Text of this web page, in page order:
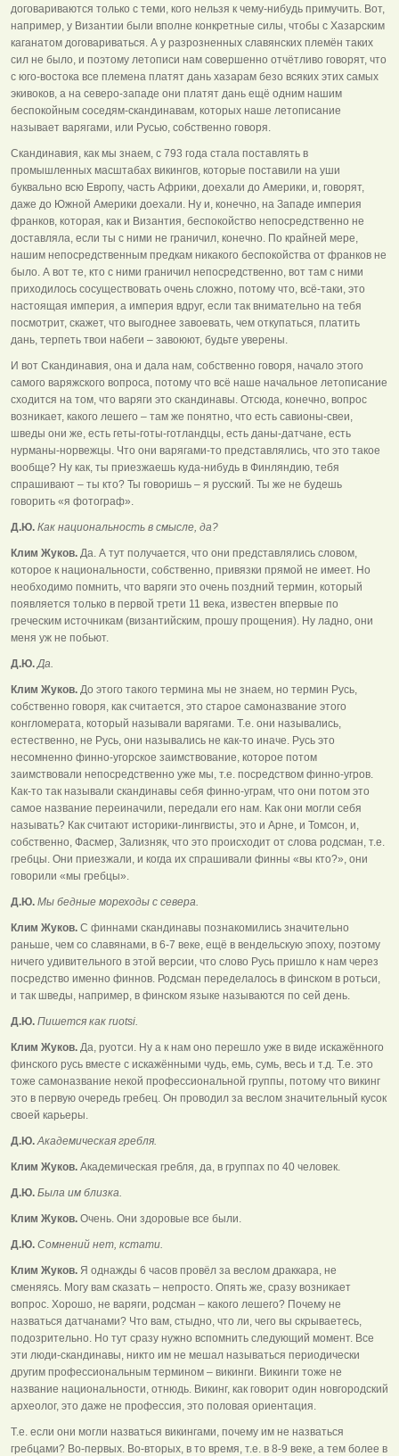
договариваются только с теми, кого нельзя к чему-нибудь примучить. Вот,
например, у Византии были вполне конкретные силы, чтобы с Хазарским
каганатом договариваться. А у разрозненных славянских племён таких
сил не было, и поэтому летописи нам совершенно отчётливо говорят, что
с юго-востока все племена платят дань хазарам безо всяких этих самых
экивоков, а на северо-западе они платят дань ещё одним нашим
беспокойным соседям-скандинавам, которых наше летописание
называет варягами, или Русью, собственно говоря.
Скандинавия, как мы знаем, с 793 года стала поставлять в
промышленных масштабах викингов, которые поставили на уши
буквально всю Европу, часть Африки, доехали до Америки, и, говорят,
даже до Южной Америки доехали. Ну и, конечно, на Западе империя
франков, которая, как и Византия, беспокойство непосредственно не
доставляла, если ты с ними не граничил, конечно. По крайней мере,
нашим непосредственным предкам никакого беспокойства от франков не
было. А вот те, кто с ними граничил непосредственно, вот там с ними
приходилось сосуществовать очень сложно, потому что, всё-таки, это
настоящая империя, а империя вдруг, если так внимательно на тебя
посмотрит, скажет, что выгоднее завоевать, чем откупаться, платить
дань, терпеть твои набеги – завоюют, будьте уверены.
И вот Скандинавия, она и дала нам, собственно говоря, начало этого
самого варяжского вопроса, потому что всё наше начальное летописание
сходится на том, что варяги это скандинавы. Отсюда, конечно, вопрос
возникает, какого лешего – там же понятно, что есть савионы-свеи,
шведы они же, есть геты-готы-готландцы, есть даны-датчане, есть
нурманы-норвежцы. Что они варягами-то представлялись, что это такое
вообще? Ну как, ты приезжаешь куда-нибудь в Финляндию, тебя
спрашивают – ты кто? Ты говоришь – я русский. Ты же не будешь
говорить «я фотограф».
Д.Ю. Как национальность в смысле, да?
Клим Жуков. Да. А тут получается, что они представлялись словом,
которое к национальности, собственно, привязки прямой не имеет. Но
необходимо помнить, что варяги это очень поздний термин, который
появляется только в первой трети 11 века, известен впервые по
греческим источникам (византийским, прошу прощения). Ну ладно, они
меня уж не побьют.
Д.Ю.Да.
Клим Жуков. До этого такого термина мы не знаем, но термин Русь,
собственно говоря, как считается, это старое самоназвание этого
конгломерата, который называли варягами. Т.е. они назывались,
естественно, не Русь, они назывались не как-то иначе. Русь это
несомненно финно-угорское заимствование, которое потом
заимствовали непосредственно уже мы, т.е. посредством финно-угров.
Как-то так называли скандинавы себя финно-уграм, что они потом это
самое название переиначили, передали его нам. Как они могли себя
называть? Как считают историки-лингвисты, это и Арне, и Томсон, и,
собственно, Фасмер, Зализняк, что это происходит от слова родсман, т.е.
гребцы. Они приезжали, и когда их спрашивали финны «вы кто?», они
говорили «мы гребцы».
Д.Ю. Мы бедные мореходы с севера.
Клим Жуков. С финнами скандинавы познакомились значительно
раньше, чем со славянами, в 6-7 веке, ещё в вендельскую эпоху, поэтому
ничего удивительного в этой версии, что слово Русь пришло к нам через
посредство именно финнов. Родсман переделалось в финском в ротьси,
и так шведы, например, в финском языке называются по сей день.
Д.Ю. Пишется как ruotsi.
Клим Жуков. Да, руотси. Ну а к нам оно перешло уже в виде искажённого
финского русь вместе с искажёнными чудь, емь, сумь, весь и т.д. Т.е. это
тоже самоназвание некой профессиональной группы, потому что викинг
это в первую очередь гребец. Он проводил за веслом значительный кусок
своей карьеры.
Д.Ю.Академическая гребля.
Клим Жуков. Академическая гребля, да, в группах по 40 человек.
Д.Ю. Была им близка.
Клим Жуков. Очень. Они здоровые все были.
Д.Ю. Сомнений нет, кстати.
Клим Жуков. Я однажды 6 часов провёл за веслом драккара, не
сменяясь. Могу вам сказать – непросто. Опять же, сразу возникает
вопрос. Хорошо, не варяги, родсман – какого лешего? Почему не
назваться датчанами? Что вам, стыдно, что ли, чего вы скрываетесь,
подозрительно. Но тут сразу нужно вспомнить следующий момент. Все
эти люди-скандинавы, никто им не мешал называться периодически
другим профессиональным термином – викинги. Викинги тоже не
название национальности, отнюдь. Викинг, как говорит один новгородский
археолог, это даже не профессия, это половая ориентация.
Т.е. если они могли назваться викингами, почему им не назваться
гребцами? Во-первых. Во-вторых, в то время, т.е. в 8-9 веке, а тем более в